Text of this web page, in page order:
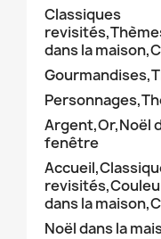
Classiques
dans la
Argent,Or,Noël
fenêtre
dans la
Noël dans la